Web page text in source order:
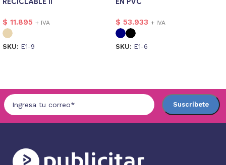
$ 11.895 + IVA
SKU: E1-9
$ 53.933 + IVA
SKU: E1-6